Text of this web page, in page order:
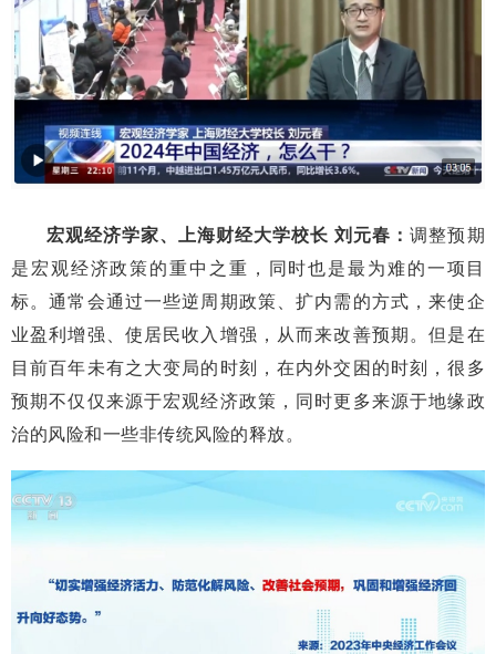
宏观经济学家、上海财经大学校长 刘元春：调整预期
是宏观经济政策的重中之重，同时也是最为难的一项目
标。通常会通过一些逆周期政策、扩内需的方式，来使企
业盈利增强、使居民收入增强，从而来改善预期。但是在
目前百年未有之大变局的时刻，在内外交困的时刻，很多
预期不仅仅来源于宏观经济政策，同时更多来源于地缘政
治的风险和一些非传统风险的释放。